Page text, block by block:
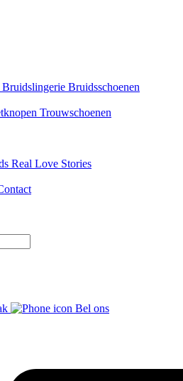
Bruidslingerie Bruidsschoenen
Trouwschoenen
Real Love Stories
Bel ons